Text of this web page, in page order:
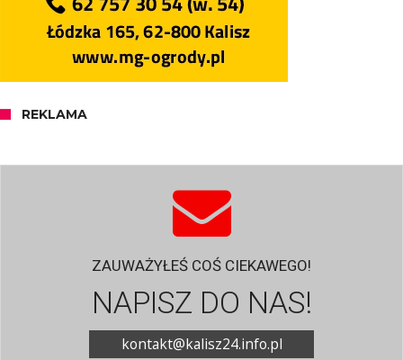
REKLAMA
ZAUWAŻYŁEŚ COŚ CIEKAWEGO!
NAPISZ DO NAS!
kontakt@kalisz24.info.pl